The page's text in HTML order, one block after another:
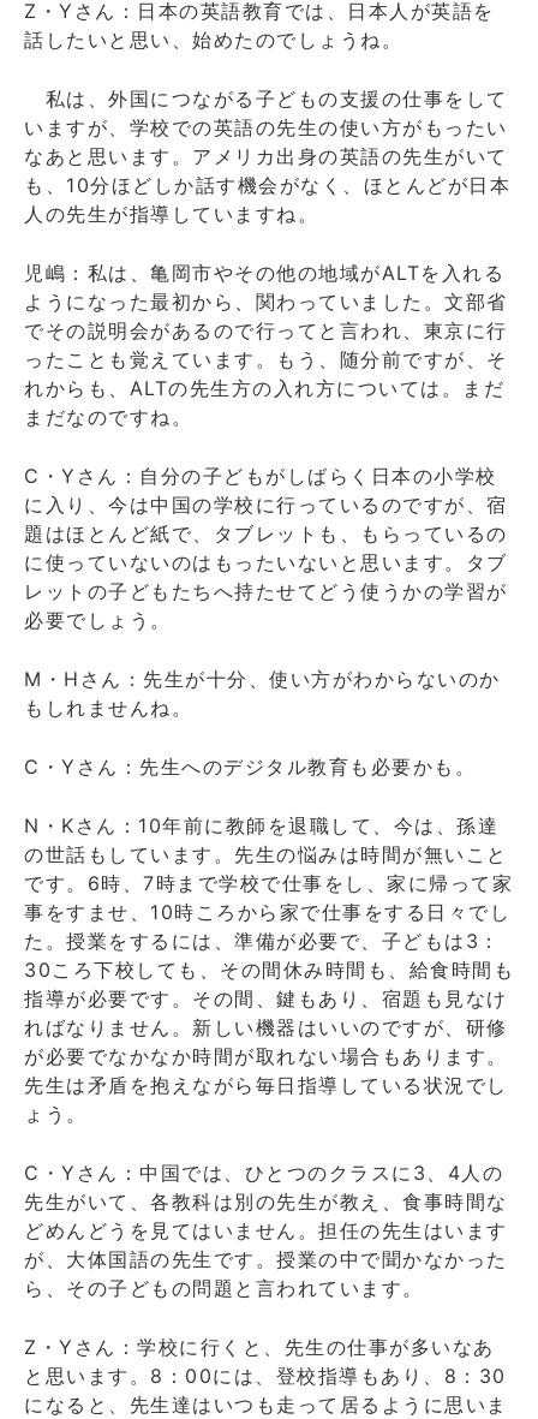
Z・Yさん：日本の英語教育では、日本人が英語を
話したいと思い、始めたのでしょうね。
私は、外国につながる子どもの支援の仕事をして
いますが、学校での英語の先生の使い方がもったい
なあと思います。アメリカ出身の英語の先生がいて
も、10分ほどしか話す機会がなく、ほとんどが日本
人の先生が指導していますね。
児嶋：私は、亀岡市やその他の地域がALTを入れる
ようになった最初から、関わっていました。文部省
でその説明会があるので行ってと言われ、東京に行
ったことも覚えています。もう、随分前ですが、そ
れからも、ALTの先生方の入れ方については。まだ
まだなのですね。
C・Yさん：自分の子どもがしばらく日本の小学校
に入り、今は中国の学校に行っているのですが、宿
題はほとんど紙で、タブレットも、もらっているの
に使っていないのはもったいないと思います。タブ
レットの子どもたちへ持たせてどう使うかの学習が
必要でしょう。
M・Hさん：先生が十分、使い方がわからないのか
もしれませんね。
C・Yさん：先生へのデジタル教育も必要かも。
N・Kさん：10年前に教師を退職して、今は、孫達
の世話もしています。先生の悩みは時間が無いこと
です。6時、7時まで学校で仕事をし、家に帰って家
事をすませ、10時ころから家で仕事をする日々でし
た。授業をするには、準備が必要で、子どもは3：
30ころ下校しても、その間休み時間も、給食時間も
指導が必要です。その間、鍵もあり、宿題も見なけ
ればなりません。新しい機器はいいのですが、研修
が必要でなかなか時間が取れない場合もあります。
先生は矛盾を抱えながら毎日指導している状況でし
ょう。
C・Yさん：中国では、ひとつのクラスに3、4人の
先生がいて、各教科は別の先生が教え、食事時間な
どめんどうを見てはいません。担任の先生はいます
が、大体国語の先生です。授業の中で聞かなかった
ら、その子どもの問題と言われています。
Z・Yさん：学校に行くと、先生の仕事が多いなあ
と思います。8：00には、登校指導もあり、8：30
になると、先生達はいつも走って居るように思いま